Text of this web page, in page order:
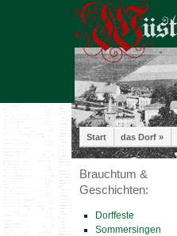
Start das Dorf »
Brauchtum &
Geschichten:
Dorffeste
Sommersingen